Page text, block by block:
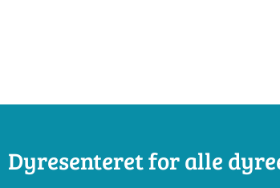
Dyresenteret for alle